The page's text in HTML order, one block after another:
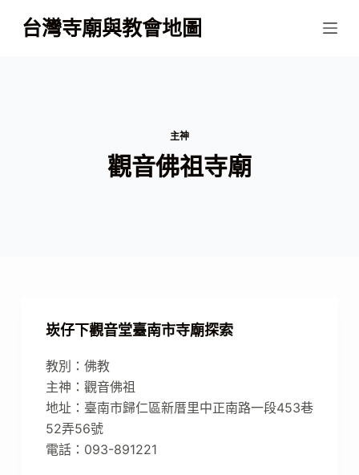
跳
至
台灣寺廟與教會地圖
主神
觀音佛祖寺廟
崁仔下觀音堂臺南市寺廟探索
教別：佛教
主神：觀音佛祖
地址：臺南市歸仁區新厝里中正南路一段453巷
52弄56號
電話：093-891221